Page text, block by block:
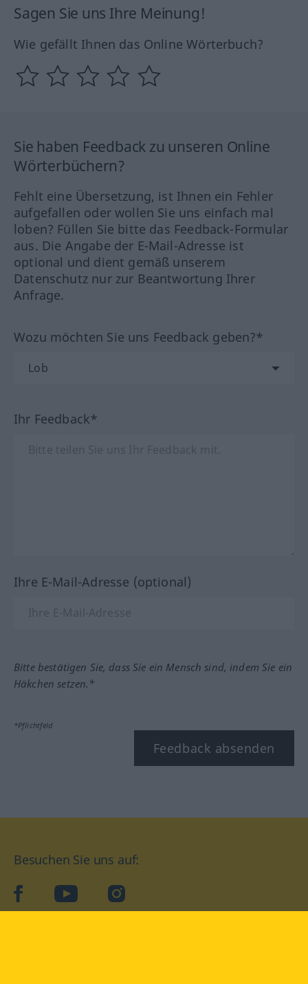
Sagen Sie uns Ihre Meinung!
Wie gefällt Ihnen das Online Wörterbuch?
Sie haben Feedback zu unseren Online
Wörterbüchern?
Fehlt eine Übersetzung, ist Ihnen ein Fehler
aufgefallen oder wollen Sie uns einfach mal
loben? Füllen Sie bitte das Feedback-Formular
aus. Die Angabe der E-Mail-Adresse ist
optional und dient gemäß unserem
Datenschutz nur zur Beantwortung Ihrer
Anfrage.
Wozu möchten Sie uns Feedback geben?*
Ihr Feedback*
Ihre E-Mail-Adresse (optional)
Bitte bestätigen Sie, dass Sie ein Mensch sind, indem Sie ein
Häkchen setzen.*
*Pflichtfeld
Feedback absenden
Besuchen Sie uns auf:
facebookYouTube Instagram